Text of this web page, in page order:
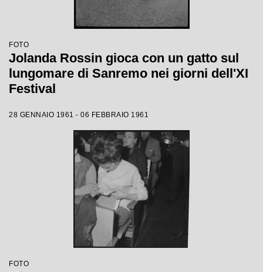
FOTO
Jolanda Rossin gioca con un gatto sul
lungomare di Sanremo nei giorni dell'XI
Festival
28 GENNAIO 1961 - 06 FEBBRAIO 1961
FOTO